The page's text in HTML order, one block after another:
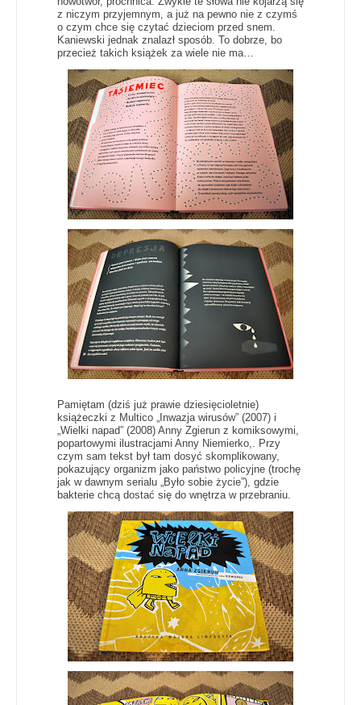
z niczym przyjemnym, a już na pewno nie z czymś
o czym chce się czytać dzieciom przed snem.
Kaniewski jednak znalazł sposób. To dobrze, bo
przecież takich książek za wiele nie ma…
Pamiętam (dziś już prawie dziesięcioletnie)
książeczki z Multico „Inwazja wirusów” (2007) i
„Wielki napad” (2008) Anny Zgierun z komiksowymi,
popartowymi ilustracjami Anny Niemierko,. Przy
czym sam tekst był tam dosyć skomplikowany,
pokazujący organizm jako państwo policyjne (trochę
jak w dawnym serialu „Było sobie życie”), gdzie
bakterie chcą dostać się do wnętrza w przebraniu.